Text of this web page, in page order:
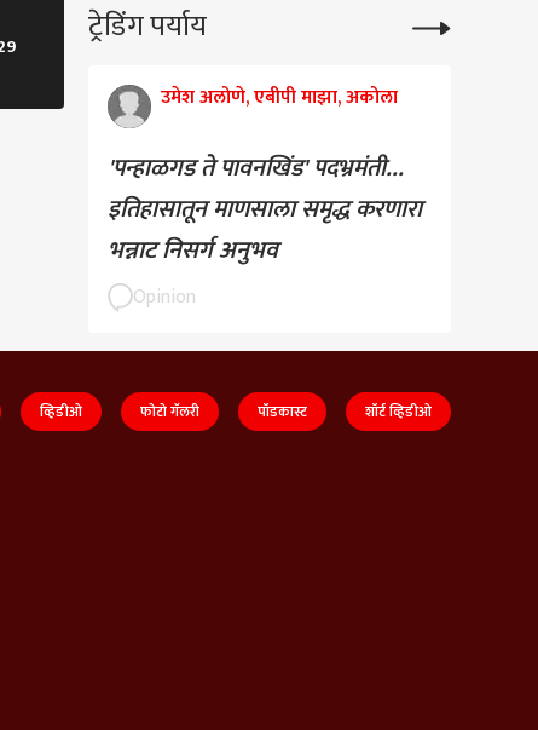
ट्रेडिंग पर्याय
उमेश अलोणे, एबीपी माझा, अकोला
'पन्हाळगड ते पावनखिंड' पदभ्रमंती...
इतिहासातून माणसाला समृद्ध करणारा
भन्नाट निसर्ग अनुभव
Opinion
व्हिडीओ फोटो गॅलरी पॉडकास्ट शॉर्ट व्हिडीओ